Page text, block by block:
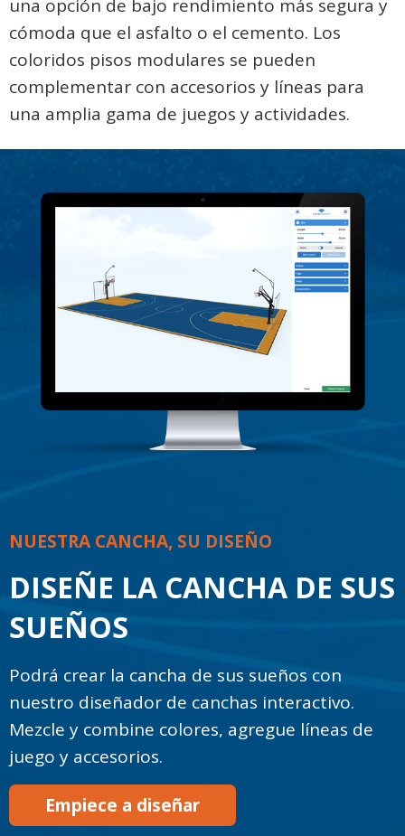
una opción de bajo rendimiento más segura y
cómoda que el asfalto o el cemento. Los
coloridos pisos modulares se pueden
complementar con accesorios y líneas para
una amplia gama de juegos y actividades.
NUESTRA CANCHA, SU DISEÑO
DISEÑE LA CANCHA DE SUS
SUEÑOS
Podrá crear la cancha de sus sueños con
nuestro diseñador de canchas interactivo.
Mezcle y combine colores, agregue líneas de
juego y accesorios.
Empiece a diseñar